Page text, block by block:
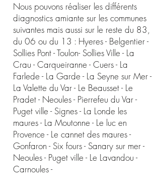
Nous pouvons réaliser les différents
diagnostics amiante sur les communes
suivantes mais aussi sur le reste du 83,
du 06 ou du 13 : Hyeres - Belgentier -
Sollies Pont - Toulon- Sollies Ville - La
Crau - Carqueiranne - Cuers - La
Farlede - La Garde - La Seyne sur Mer -
La Valette du Var - Le Beausset - Le
Pradet - Neoules - Pierrefeu du Var -
Puget ville - Signes - La Londe les
maures - La Moutonne - Le luc en
Provence - Le cannet des maures -
Gonfaron - Six fours - Sanary sur mer -
Neoules - Puget ville - Le Lavandou -
Carnoules -